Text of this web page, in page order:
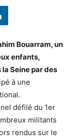
Bouarram, un
enfants,
Seine par des
à une
défilé du 1er
militants
rendus sur le